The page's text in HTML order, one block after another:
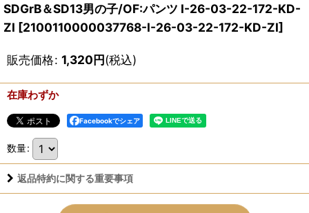
SDGrB＆SD13男の子/OF:パンツ I-26-03-22-172-KD-
ZI [2100110000037768-I-26-03-22-172-KD-ZI]
販売価格: 1,320円(税込)
在庫わずか
Facebookでシェア
数量:
返品特約に関する重要事項